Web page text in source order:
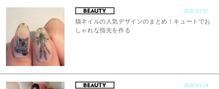
2020.02.07
猫ネイルの人気デザインのまとめ！キュートでお
しゃれな指先を作る
2020.01.24